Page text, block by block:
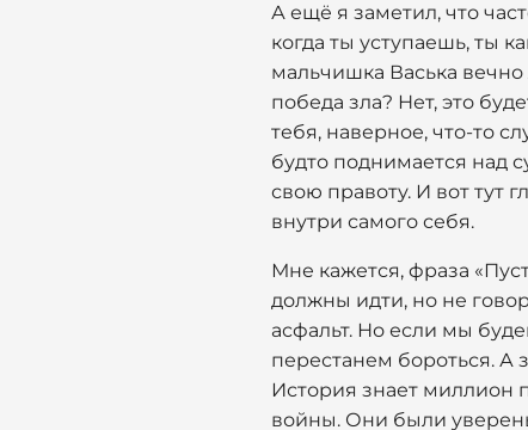
А ещё я заметил, что
когда ты уступаешь, ты
мальчишка Васька вечно
победа зла? Нет, это
тебя, наверное, что-то
будто поднимается над
свою правоту. И вот тут
внутри самого себя.
Мне кажется, фраза
должны идти, но не
асфальт. Но если мы
перестанем бороться. А
История знает миллион
войны. Они были